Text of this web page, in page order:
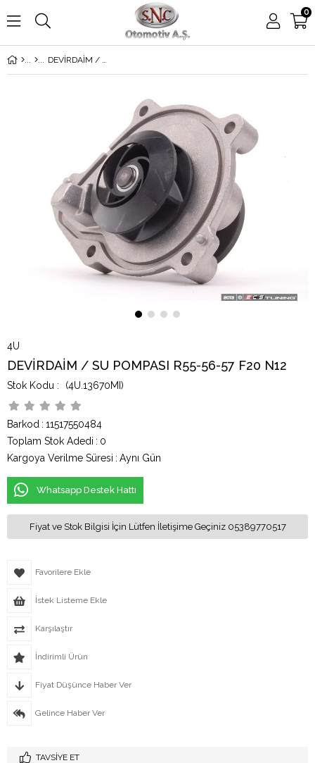
0
DEVİRDAİM / SU POMPASI R55-56-57 F20 N12
4U
DEVİRDAİM / SU POMPASI R55-56-57 F20 N12
(4U.13670MI)
Barkod : 11517550484
Toplam Stok Adedi : 0
Kargoya Verilme Süresi : Aynı Gün
Whatsapp Destek Hattı
Fiyat ve Stok Bilgisi İçin Lütfen İletişime Geçiniz 05389770517
Favorilere Ekle
İstek Listeme Ekle
Karşılaştır
İndirimli Ürün
Fiyat Düşünce Haber Ver
Gelince Haber Ver
TAVSIYE ET